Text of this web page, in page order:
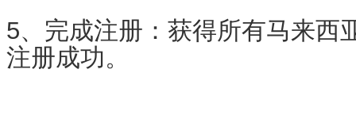
5、完成注册：获得所有马来西
注册成功。